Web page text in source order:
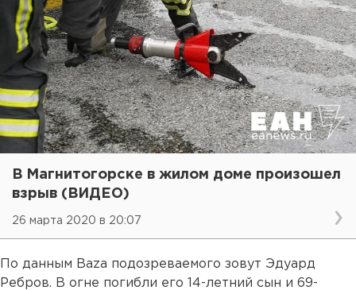
В Магнитогорске в жилом доме произошел
взрыв (ВИДЕО)
26 марта 2020 в 20:07
По данным Baza подозреваемого зовут Эдуард
Ребров. В огне погибли его 14-летний сын и 69-